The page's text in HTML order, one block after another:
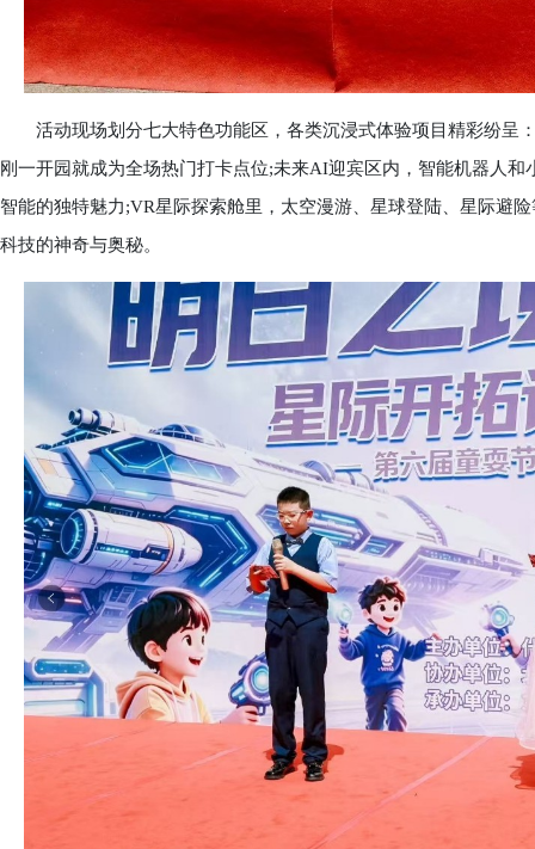
活动现场划分七大特色功能区，各类沉浸式体验项目精彩纷呈
刚一开园就成为全场热门打卡点位;未来AI迎宾区内，智能机器人
智能的独特魅力;VR星际探索舱里，太空漫游、星球登陆、星际避
科技的神奇与奥秘。